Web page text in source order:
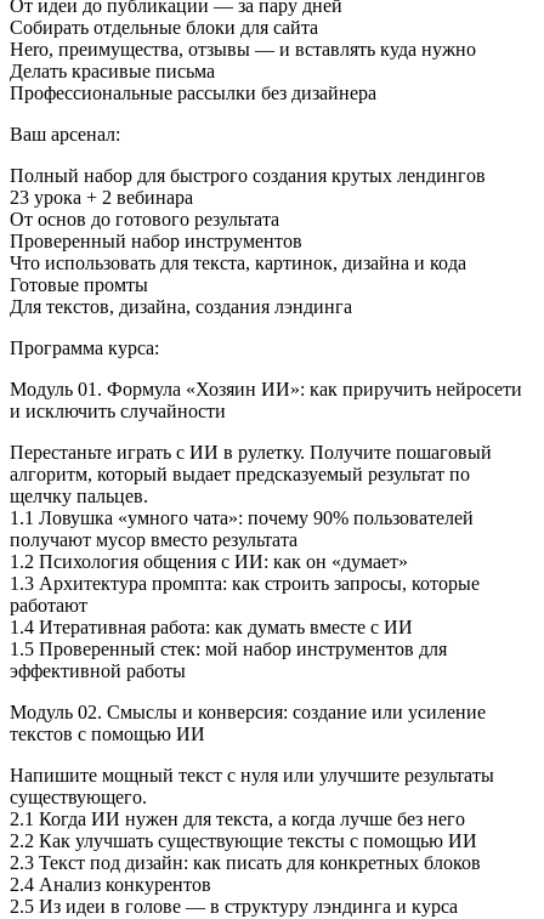
От идеи до публикации — за пару дней
Собирать отдельные блоки для сайта
Hero, преимущества, отзывы — и вставлять куда нужно
Делать красивые письма
Профессиональные рассылки без дизайнера
Ваш арсенал:
Полный набор для быстрого создания крутых лендингов
23 урока + 2 вебинара
От основ до готового результата
Проверенный набор инструментов
Что использовать для текста, картинок, дизайна и кода
Готовые промты
Для текстов, дизайна, создания лэндинга
Программа курса:
Модуль 01. Формула «Хозяин ИИ»: как приручить нейросети
и исключить случайности
Перестаньте играть с ИИ в рулетку. Получите пошаговый
алгоритм, который выдает предсказуемый результат по
щелчку пальцев.
1.1 Ловушка «умного чата»: почему 90% пользователей
получают мусор вместо результата
1.2 Психология общения с ИИ: как он «думает»
1.3 Архитектура промпта: как строить запросы, которые
работают
1.4 Итеративная работа: как думать вместе с ИИ
1.5 Проверенный стек: мой набор инструментов для
эффективной работы
Модуль 02. Смыслы и конверсия: создание или усиление
текстов с помощью ИИ
Напишите мощный текст с нуля или улучшите результаты
существующего.
2.1 Когда ИИ нужен для текста, а когда лучше без него
2.2 Как улучшать существующие тексты с помощью ИИ
2.3 Текст под дизайн: как писать для конкретных блоков
2.4 Анализ конкурентов
2.5 Из идеи в голове — в структуру лэндинга и курса